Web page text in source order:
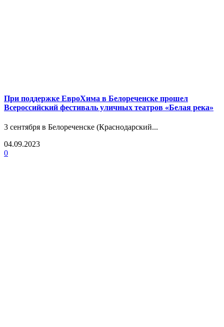
При поддержке ЕвроХима в Белореченске прошел
Всероссийский фестиваль уличных театров «Белая река»
3 сентября в Белореченске (Краснодарский...
04.09.2023
0